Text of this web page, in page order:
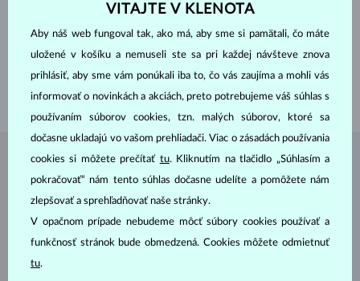
ČISTOTA
VS
PRIEMER5.0 mm
0.5 ct
DĹŽKA 420.00 mm
VÁHA 2.22 g
ŠPERKY ZATELIÉRU KLENOTA
VITAJTE V KLENOTA
Aby náš web fungoval tak, ako má, aby sme si pamätali, čo máte
uložené v košíku a nemuseli ste sa pri každej návšteve znova
prihlásiť, aby sme vám ponúkali iba to, čo vás zaujíma a mohli vás
informovať o novinkách a akciách, preto potrebujeme váš súhlas s
používaním súborov cookies, tzn. malých súborov, ktoré sa
dočasne ukladajú vo vašom prehliadači. Viac o zásadách používania
cookies si môžete prečítať tu. Kliknutím na tlačidlo „Súhlasím a
pokračovať“ nám tento súhlas dočasne udelíte a pomôžete nám
zlepšovať a sprehľadňovať naše stránky.
V opačnom prípade nebudeme môcť súbory cookies používať a
funkčnosť stránok bude obmedzená. Cookies môžete odmietnuť
tu.